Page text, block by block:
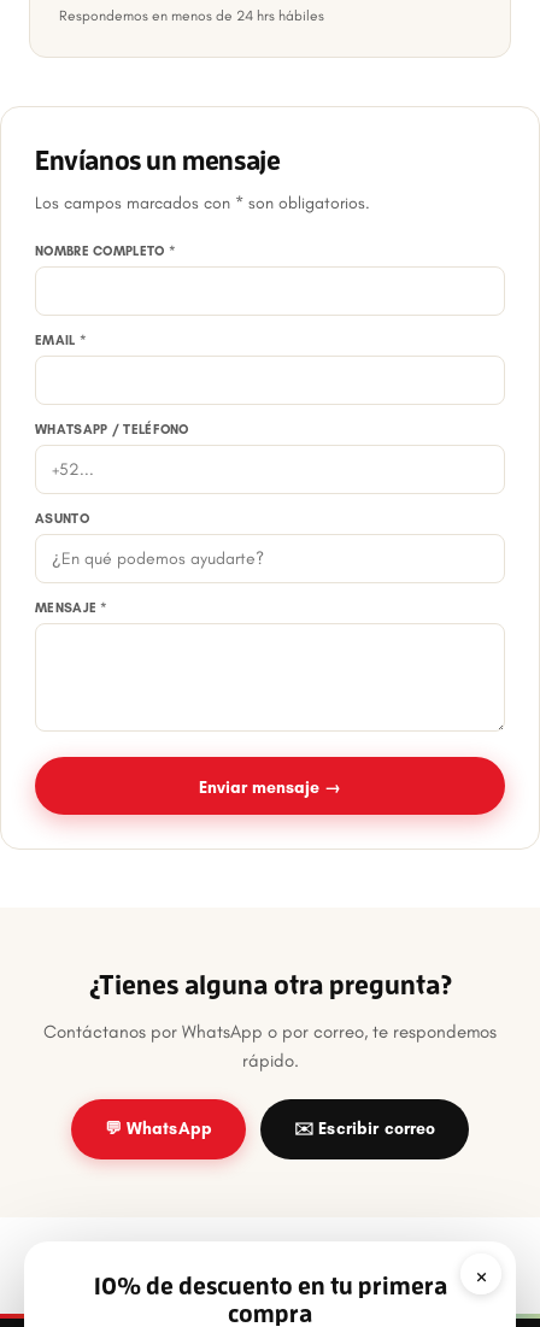
Respondemos en menos de 24 hrs hábiles
Envíanos un mensaje
Los campos marcados con * son obligatorios.
NOMBRE COMPLETO *
EMAIL *
WHATSAPP / TELÉFONO
ASUNTO
MENSAJE *
Enviar mensaje →
¿Tienes alguna otra pregunta?
Contáctanos por WhatsApp o por correo, te respondemos
rápido.
💬 WhatsApp ✉️ Escribir correo
×
10% de descuento en tu primera
compra